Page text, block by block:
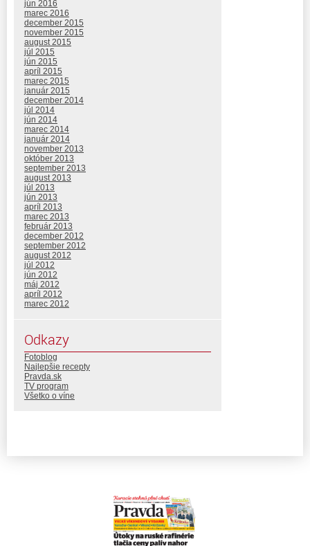
jún 2016
marec 2016
december 2015
november 2015
august 2015
júl 2015
jún 2015
apríl 2015
marec 2015
január 2015
december 2014
júl 2014
jún 2014
marec 2014
január 2014
november 2013
október 2013
september 2013
august 2013
júl 2013
jún 2013
apríl 2013
marec 2013
február 2013
december 2012
september 2012
august 2012
júl 2012
jún 2012
máj 2012
apríl 2012
marec 2012
Odkazy
Fotoblog
Najlepšie recepty
Pravda.sk
TV program
Všetko o víne